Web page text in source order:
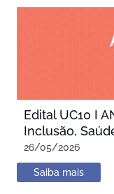
Edital UC10 I
Inclusão,
26/05/2026
Saiba mais